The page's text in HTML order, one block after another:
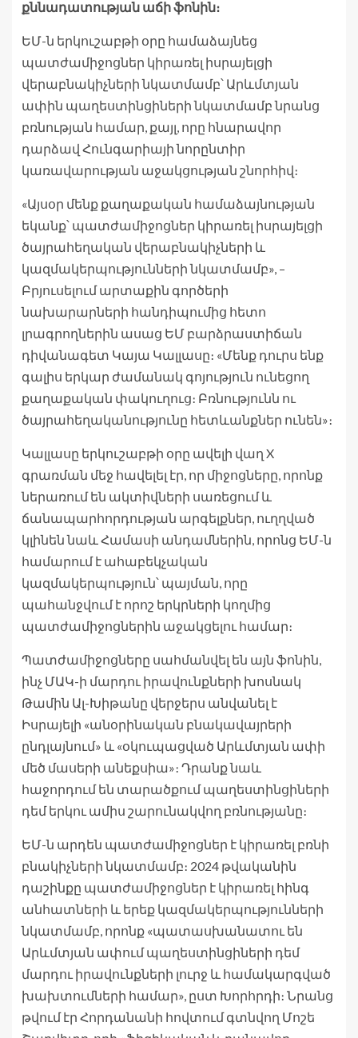
քննադատության աճի ֆոնին։
ԵՄ-ն երկուշաբթի օրը համաձայնեց
պատժամիջոցներ կիրառել իսրայելցի
վերաբնակիչների նկատմամբ՝ Արևմտյան
ափին պաղեստինցիների նկատմամբ նրանց
բռնության համար, քայլ, որը հնարավոր
դարձավ Հունգարիայի նորընտիր
կառավարության աջակցության շնորհիվ։
«Այսօր մենք քաղաքական համաձայնության
եկանք՝ պատժամիջոցներ կիրառել իսրայելցի
ծայրահեղական վերաբնակիչների և
կազմակերպությունների նկատմամբ», –
Բրյուսելում արտաքին գործերի
նախարարների հանդիպումից հետո
լրագրողներին ասաց ԵՄ բարձրաստիճան
դիվանագետ Կայա Կալլասը։ «Մենք դուրս ենք
գալիս երկար ժամանակ գոյություն ունեցող
քաղաքական փակուղուց։ Բռնությունն ու
ծայրահեղականությունը հետևանքներ ունեն»։
Կալլասը երկուշաբթի օրը ավելի վաղ X
գրառման մեջ հավելել էր, որ միջոցները, որոնք
ներառում են ակտիվների սառեցում և
ճանապարհորդության արգելքներ, ուղղված
կլինեն նաև Համասի անդամներին, որոնց ԵՄ-ն
համարում է ահաբեկչական
կազմակերպություն՝ պայման, որը
պահանջվում է որոշ երկրների կողմից
պատժամիջոցներին աջակցելու համար։
Պատժամիջոցները սահմանվել են այն ֆոնին,
ինչ ՄԱԿ-ի մարդու իրավունքների խոսնակ
Թամին Ալ-Խիթանը վերջերս անվանել է
Իսրայելի «անօրինական բնակավայրերի
ընդլայնում» և «օկուպացված Արևմտյան ափի
մեծ մասերի անեքսիա»։ Դրանք նաև
հաջորդում են տարածքում պաղեստինցիների
դեմ երկու ամիս շարունակվող բռնությանը։
ԵՄ-ն արդեն պատժամիջոցներ է կիրառել բռնի
բնակիչների նկատմամբ։ 2024 թվականին
դաշինքը պատժամիջոցներ է կիրառել հինգ
անհատների և երեք կազմակերպությունների
նկատմամբ, որոնք «պատասխանատու են
Արևմտյան ափում պաղեստինցիների դեմ
մարդու իրավունքների լուրջ և համակարգված
խախտումների համար», ըստ Խորհրդի։ Նրանց
թվում էր Հորդանանի հովտում գտնվող Մոշե